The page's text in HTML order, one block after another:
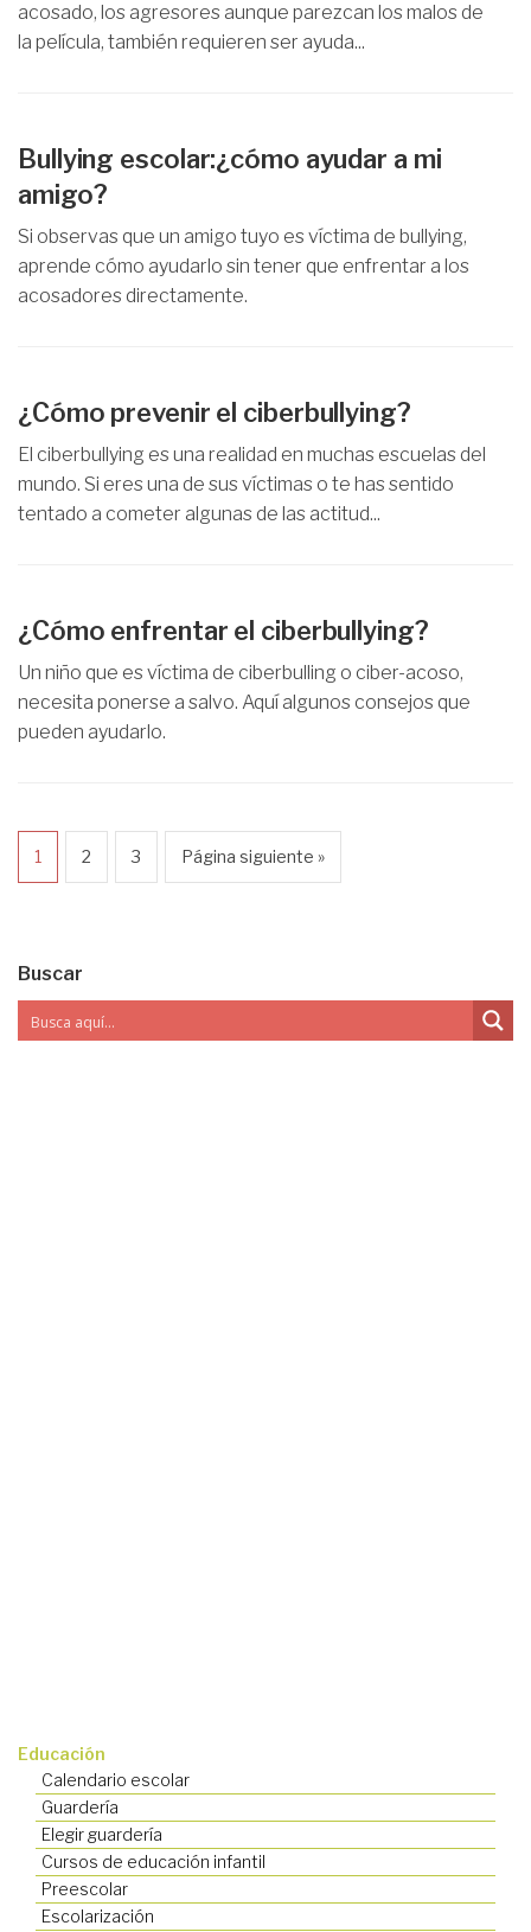
acosado, los agresores aunque parezcan los malos de
la película, también requieren ser ayuda...
Bullying escolar:¿cómo ayudar a mi
amigo?
Si observas que un amigo tuyo es víctima de bullying,
aprende cómo ayudarlo sin tener que enfrentar a los
acosadores directamente.
¿Cómo prevenir el ciberbullying?
El ciberbullying es una realidad en muchas escuelas del
mundo. Si eres una de sus víctimas o te has sentido
tentado a cometer algunas de las actitud...
¿Cómo enfrentar el ciberbullying?
Un niño que es víctima de ciberbulling o ciber-acoso,
necesita ponerse a salvo. Aquí algunos consejos que
pueden ayudarlo.
1 2 3 Página siguiente »
Buscar
Educación
Calendario escolar
Guardería
Elegir guardería
Cursos de educación infantil
Preescolar
Escolarización